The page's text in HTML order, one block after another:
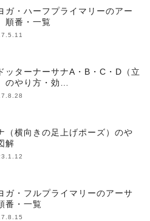
ガ・ハーフプライマリーのアー
順番・一覧
ッターナーサナA・B・C・D（立
のやり方・効…
（横向きの足上げポーズ）のや
解
ガ・フルプライマリーのアーサ
番・一覧